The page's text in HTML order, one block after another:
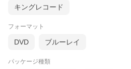
キングレコード
フォーマット
DVD ブルーレイ
パッケージ種類